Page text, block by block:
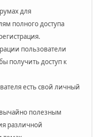
для
полного доступа
пользователи
получить доступ к
есть свой личный
полезным
различной